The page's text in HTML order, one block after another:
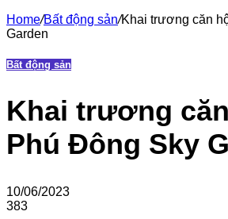
Home/Bất động sản/Khai trương căn
Garden
Bất động sản
Khai trương
Phú Đông Sky
10/06/2023
383